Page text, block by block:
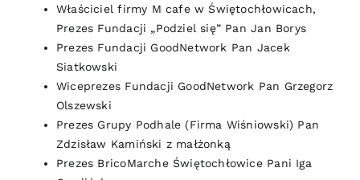
Właściciel firmy M cafe w Świętochłowicach,
Prezes Fundacji „Podziel się” Pan Jan Borys
Prezes Fundacji GoodNetwork Pan Jacek
Siatkowski
Wiceprezes Fundacji GoodNetwork Pan Grzegorz
Olszewski
Prezes Grupy Podhale (Firma Wiśniowski) Pan
Zdzisław Kamiński z małżonką
Prezes BricoMarche Świętochłowice Pani Iga